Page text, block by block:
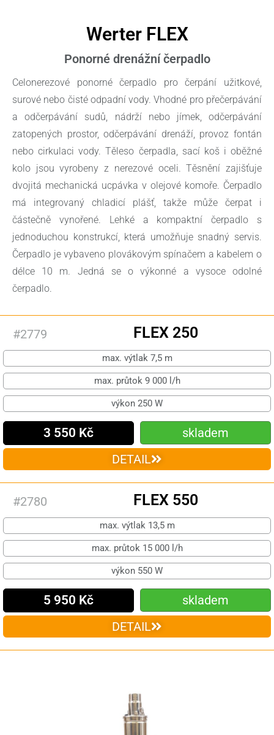
Werter FLEX
Ponorné drenážní čerpadlo
Celonerezové ponorné čerpadlo pro čerpání užitkové,
surové nebo čisté odpadní vody. Vhodné pro přečerpávání
a odčerpávání sudů, nádrží nebo jímek, odčerpávání
zatopených prostor, odčerpávání drenáží, provoz fontán
nebo cirkulaci vody. Těleso čerpadla, sací koš i oběžné
kolo jsou vyrobeny z nerezové oceli. Těsnění zajišťuje
dvojitá mechanická ucpávka v olejové komoře. Čerpadlo
má integrovaný chladicí plášť, takže může čerpat i
částečně vynořené. Lehké a kompaktní čerpadlo s
jednoduchou konstrukcí, která umožňuje snadný servis.
Čerpadlo je vybaveno plovákovým spínačem a kabelem o
délce 10 m. Jedná se o výkonné a vysoce odolné
čerpadlo.
#2779 FLEX 250
max. výtlak 7,5 m
max. průtok 9 000 l/h
výkon 250 W
3 550 Kč
skladem
DETAIL
#2780 FLEX 550
max. výtlak 13,5 m
max. průtok 15 000 l/h
výkon 550 W
5 950 Kč
skladem
DETAIL